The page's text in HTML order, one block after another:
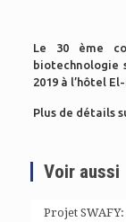
Le 30 ème
biotechnologie
2019 à l’hôtel
Plus de détails
Voir aussi
Projet